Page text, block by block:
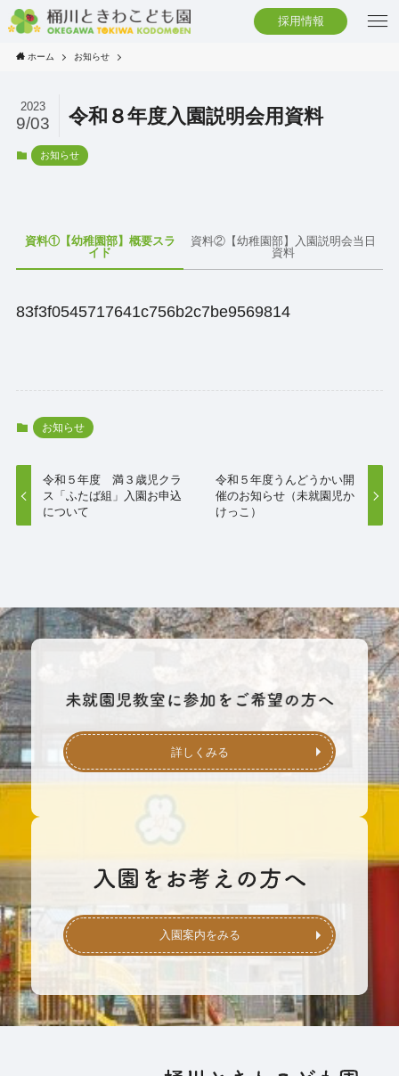
採用情報
ホーム お知らせ
令和８年度入園説明会用資料
2023
9/03
お知らせ
資料①【幼稚園部】概要スラ
イド
資料②【幼稚園部】入園説明会当日
資料
83f3f0545717641c756b2c7be9569814
お知らせ
令和５年度 満３歳児クラ
ス「ふたば組」入園お申込
について
令和５年度うんどうかい開
催のお知らせ（未就園児か
けっこ）
詳しくみる
入園案内をみる